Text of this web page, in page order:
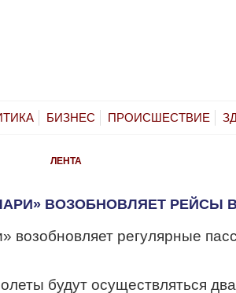
БИЗНЕС ПРОИСШЕСТВИЕ
ЛЕНТА
ВОЗОБНОВЛЯЕТ РЕЙСЫ
возобновляет регулярные
будут осуществляться